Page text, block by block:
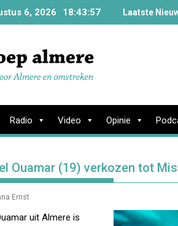
6, 2026 18:43:57 Laatste
Radio Video Opinie
Ouamar (19) verkozen tot
Ernst
uit Almere is